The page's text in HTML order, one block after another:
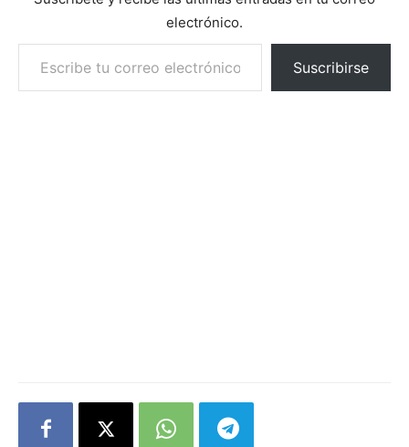
electrónico.
Escribe tu correo electrónico…
Suscribirse